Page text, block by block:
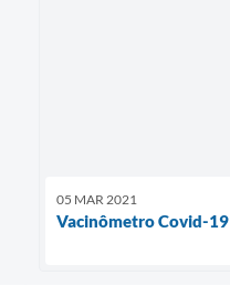
05 MAR 2021
Vacinômetro Covid-19